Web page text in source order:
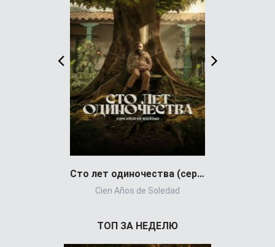
Сто лет одиночества (сериал)
Cien Años de Soledad
ТОП ЗА НЕДЕЛЮ